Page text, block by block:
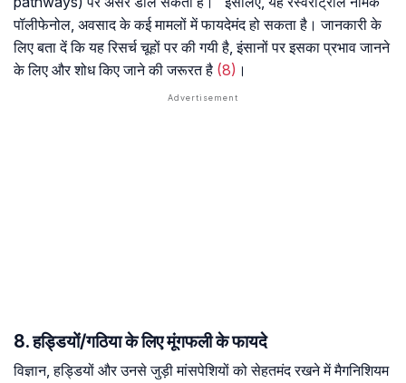
पॉलीफेनोल, अवसाद के कई मामलों में फायदेमंद हो सकता है। जानकारी के
लिए बता दें कि यह रिसर्च चूहों पर की गयी है, इंसानों पर इसका प्रभाव जानने
के लिए और शोध किए जाने की जरूरत है (8) ।
8. हड्डियों/गठिया के लिए मूंगफली के फायदे
विज्ञान, हड्डियों और उनसे जुड़ी मांसपेशियों को सेहतमंद रखने में मैगनिशियम